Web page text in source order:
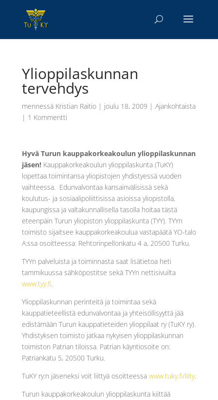
Ylioppilaskunnan
tervehdys
mennessä Kristian Raitio| joulu 18, 2009 | Ajankohtaista
| 1 Kommentti
Hyvä Turun kauppakorkeakoulun ylioppilaskunnan
jäsen!Kauppakorkeakoulun ylioppilaskunta (TuKY)
lopettaa toimintansa yliopistojen yhdistyessä vuoden
vaihteessa. Edunvalvontaa kansainvälisissä sekä
koulutus- ja sosiaalipoliittisissa asioissa yliopistolla,
kaupungissa ja valtakunnallisella tasolla hoitaa tästä
eteenpäin Turun yliopiston ylioppilaskunta (TYY). TYYn
toimisto sijaitsee kauppakorkeakoulua vastapäätä YO-talo
A:ssa osoitteessa: Rehtorinpellonkatu 4 a, 20500 Turku.
TYYn palveluista ja toiminnasta saat lisätietoa heti
tammikuussa sähköpostitse sekä TYYn nettisivuilta
www.tyy.fi.
Ylioppilaskunnan perinteitä ja toimintaa sekä
kauppatieteellistä edunvalvontaa ja yhteisöllisyyttä jää
edistämään Turun kauppatieteiden ylioppilaat ry (TuKY ry).
Yhdistyksen toimisto jatkaa nykyisen ylioppilaskunnan
toimiston Patrian tiloissa. Patrian käyntiosoite on:
Patriankatu 5, 20500 Turku.
TuKY ry:n jäseneksi voit liittyä osoitteessa www.tuky.fi/liity.
Turun kauppakorkeakoulun ylioppilaskunta kiittää